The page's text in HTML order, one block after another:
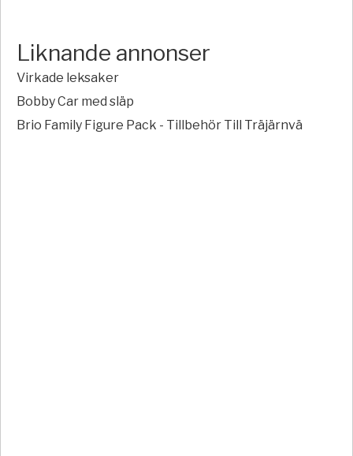
Liknande annonser
Virkade leksaker
Bobby Car med släp
Brio Family Figure Pack - Tillbehör Till Träjärnvä